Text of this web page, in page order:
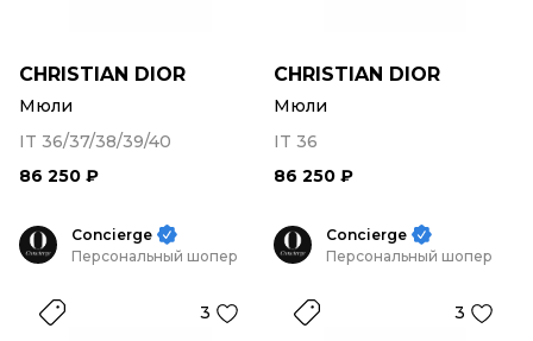
CHRISTIAN DIOR
Мюли
IT 36/37/38/39/40
86 250 ₽
CHRISTIAN DIOR
Мюли
IT 36
86 250 ₽
Concierge
Персональный шопер
3
Concierge
Персональный шопер
3